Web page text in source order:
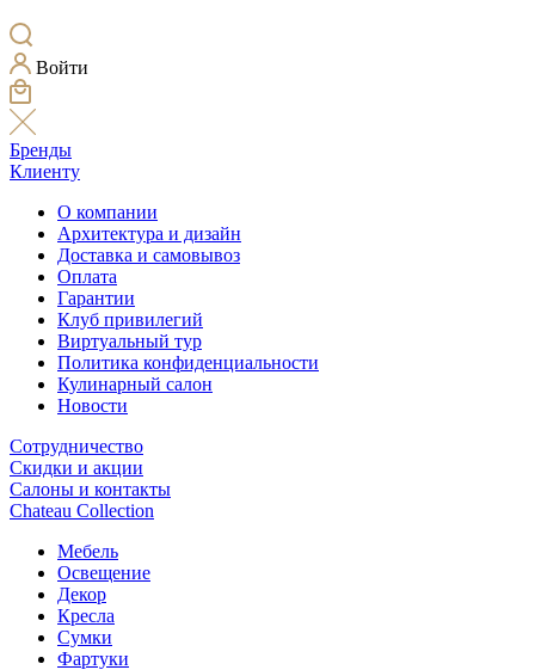
Войти
Бренды
Клиенту
О компании
Архитектура и дизайн
Доставка и самовывоз
Оплата
Гарантии
Клуб привилегий
Виртуальный тур
Политика конфиденциальности
Кулинарный салон
Новости
Сотрудничество
Скидки и акции
Салоны и контакты
Chateau Collection
Мебель
Освещение
Декор
Кресла
Сумки
Фартуки